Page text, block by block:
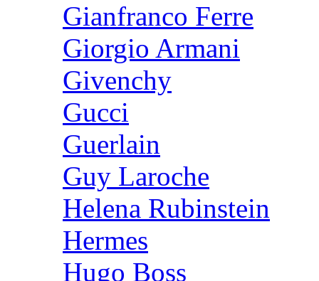
Gianfranco Ferre
Giorgio Armani
Givenchy
Gucci
Guerlain
Guy Laroche
Helena Rubinstein
Hermes
Hugo Boss